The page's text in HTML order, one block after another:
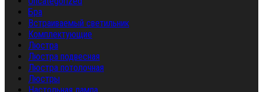
Бра
Встраиваемый светильник
Комплектующие
Люстра
Люстра подвесная
Люстра потолочная
Люстры